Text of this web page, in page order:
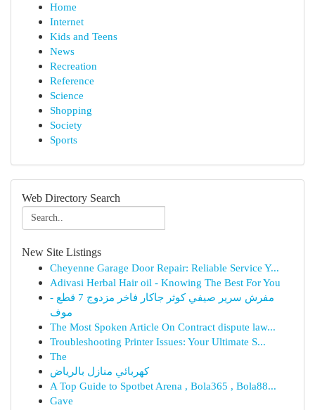
Home
Internet
Kids and Teens
News
Recreation
Reference
Science
Shopping
Society
Sports
Web Directory Search
New Site Listings
Cheyenne Garage Door Repair: Reliable Service Y...
Adivasi Herbal Hair oil - Knowing The Best For You
مفرش سرير صيفي كوثر جاكار فاخر مزدوج 7 قطع -
موف
The Most Spoken Article On Contract dispute law...
Troubleshooting Printer Issues: Your Ultimate S...
The
كهربائي منازل بالرياض
A Top Guide to Spotbet Arena , Bola365 , Bola88...
Gave